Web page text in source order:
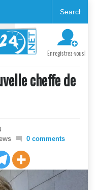
Enregistrez-vous!
cheffe de
0 comments